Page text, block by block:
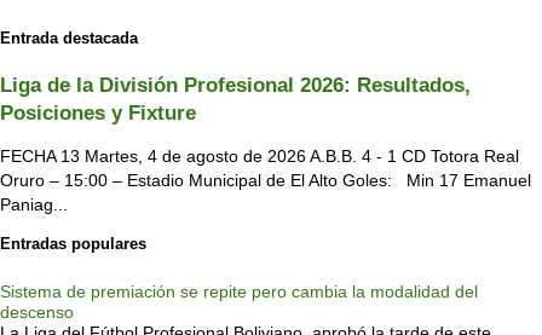
Entrada destacada
Liga de la División Profesional 2026: Resultados,
Posiciones y Fixture
FECHA 13 Martes, 4 de agosto de 2026 A.B.B. 4 - 1 CD Totora Real
Oruro – 15:00 – Estadio Municipal de El Alto Goles: Min 17 Emanuel
Paniag...
Entradas populares
Sistema de premiación se repite pero cambia la modalidad del
descenso